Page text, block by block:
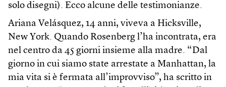
solo disegni). Ecco alcune delle testimonianze.
Ariana Velásquez, 14 anni, viveva a Hicksville,
New York. Quando Rosenberg l’ha incontrata, era
nel centro da 45 giorni insieme alla madre. “Dal
giorno in cui siamo state arrestate a Manhattan, la
mia vita si è fermata all’improvviso”, ha scritto in